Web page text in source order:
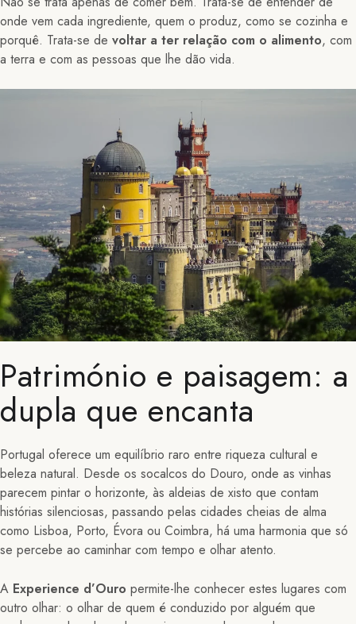
onde vem cada ingrediente, quem o produz, como se cozinha e
porquê. Trata-se de voltar a ter relação com o alimento, com
a terra e com as pessoas que lhe dão vida.
Património e paisagem: a
dupla que encanta
Portugal oferece um equilíbrio raro entre riqueza cultural e
beleza natural. Desde os socalcos do Douro, onde as vinhas
parecem pintar o horizonte, às aldeias de xisto que contam
histórias silenciosas, passando pelas cidades cheias de alma
como Lisboa, Porto, Évora ou Coimbra, há uma harmonia que só
se percebe ao caminhar com tempo e olhar atento.
A Experience d’Ouro permite-lhe conhecer estes lugares com
outro olhar: o olhar de quem é conduzido por alguém que